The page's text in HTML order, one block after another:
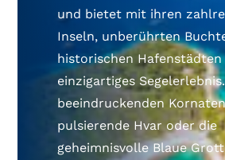
und bietet mit ihren
Inseln, unberührten
historischen Hafenstädten
einzigartiges
beeindruckenden
pulsierende Hvar oder die
geheimnisvolle Blaue